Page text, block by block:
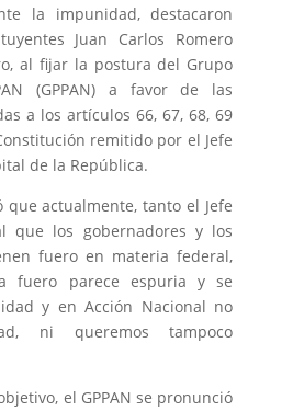
la impunidad, destacaron
Juan Carlos Romero
al fijar la postura del Grupo
(GPPAN) a favor de las
a los artículos 66, 67, 68, 69
remitido por el Jefe
de la República.
que actualmente, tanto el Jefe
que los gobernadores y los
fuero en materia federal,
fuero parece espuria y se
y en Acción Nacional no
ni queremos tampoco
el GPPAN se pronunció